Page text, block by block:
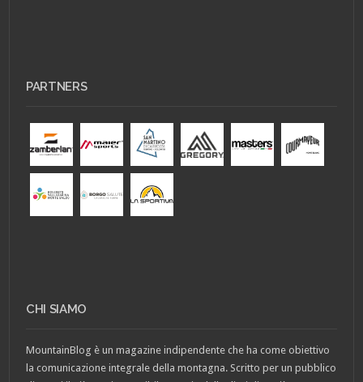
PARTNERS
CHI SIAMO
MountainBlog è un magazine indipendente che ha come obiettivo
la comunicazione integrale della montagna. Scritto per un pubblico